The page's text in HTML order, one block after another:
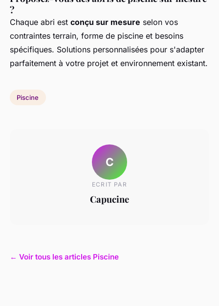
?
Chaque abri est conçu sur mesure selon vos
contraintes terrain, forme de piscine et besoins
spécifiques. Solutions personnalisées pour s'adapter
parfaitement à votre projet et environnement existant.
Piscine
C
ECRIT PAR
Capucine
← Voir tous les articles Piscine